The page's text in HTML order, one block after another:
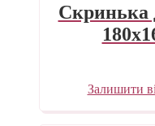
Скринька
Залишити